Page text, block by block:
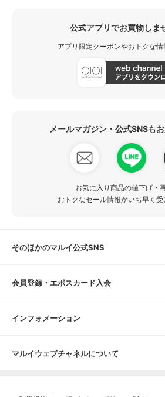
公式アプリでお買物しま
アプリ限定クーポンやおトクな情
メールマガジン・公式SNSも
お気に入り商品の値下げ・
おトクなセール情報がいち早く受
そのほかのマルイ公式SNS
会員登録・エポスカード入会
インフォメーション
マルイウェブチャネルについて